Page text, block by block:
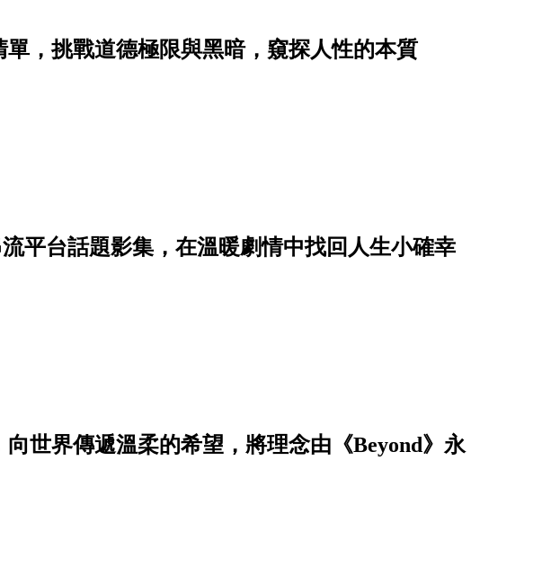
單，挑戰道德極限與黑暗，窺探人性的本質
平台話題影集，在溫暖劇情中找回人生小確幸
世界傳遞溫柔的希望，將理念由《Beyond》永